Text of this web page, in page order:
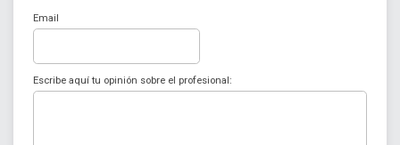
Email
Escribe aquí tu opinión sobre el profesional: